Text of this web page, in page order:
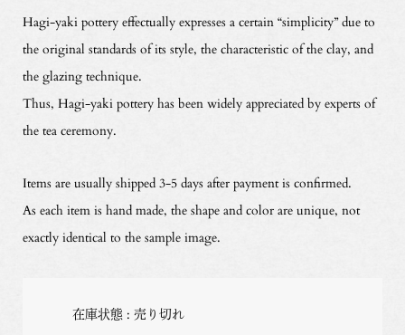
Hagi-yaki pottery effectually expresses a certain “simplicity” due to
the original standards of its style, the characteristic of the clay, and
the glazing technique.
Thus, Hagi-yaki pottery has been widely appreciated by experts of
the tea ceremony.
Items are usually shipped 3-5 days after payment is confirmed.
As each item is hand made, the shape and color are unique, not
exactly identical to the sample image.
在庫状態 : 売り切れ